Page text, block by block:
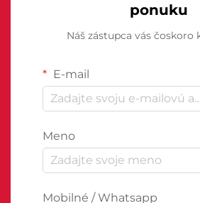
ponuku
Náš zástupca vás čoskoro
E-mail
Meno
Mobilné / Whatsapp